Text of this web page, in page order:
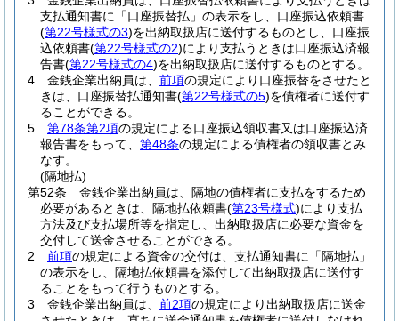
支払通知書に「口座振替払」の表示をし、口座振込依頼書
(第22号様式の3)を出納取扱店に送付するものとし、口座振
込依頼書(第22号様式の2)により支払うときは口座振込済報
告書(第22号様式の4)を出納取扱店に送付するものとする。
4
金銭企業出納員は、 前項の規定により口座振替をさせたと
きは、口座振替払通知書(第22号様式の5)を債権者に送付す
ることができる。
5
第78条第2項の規定による口座振込領収書又は口座振込済
報告書をもって、 第48条の規定による債権者の領収書とみ
なす。
(隔地払)
第52条
金銭企業出納員は、隔地の債権者に支払をするため
必要があるときは、隔地払依頼書(第23号様式)により支払
方法及び支払場所等を指定し、出納取扱店に必要な資金を
交付して送金させることができる。
2
前項の規定による資金の交付は、支払通知書に「隔地払」
の表示をし、隔地払依頼書を添付して出納取扱店に送付す
ることをもって行うものとする。
3
金銭企業出納員は、 前2項の規定により出納取扱店に送金